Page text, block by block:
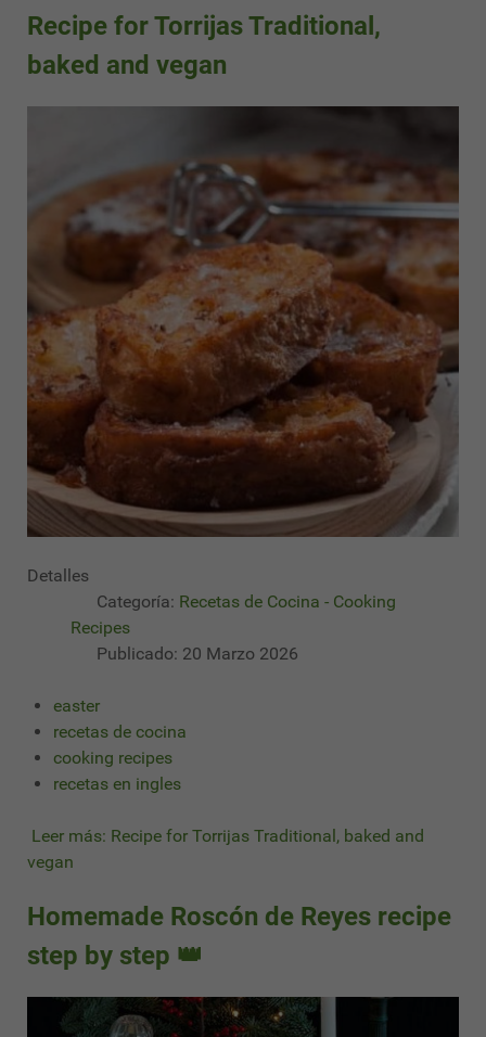
Recipe for Torrijas Traditional,
baked and vegan
Detalles
Categoría: Recetas de Cocina - Cooking
Recipes
Publicado: 20 Marzo 2026
easter
recetas de cocina
cooking recipes
recetas en ingles
Leer más: Recipe for Torrijas Traditional, baked and
vegan
Homemade Roscón de Reyes recipe
step by step 👑